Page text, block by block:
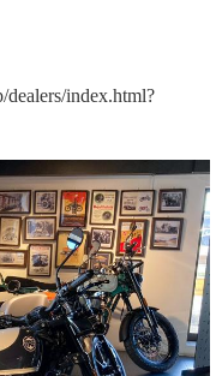
index.html?